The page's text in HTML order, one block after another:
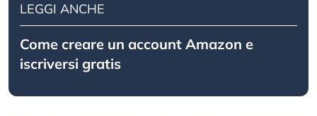
LEGGI ANCHE
Come creare un account Amazon e
iscriversi gratis